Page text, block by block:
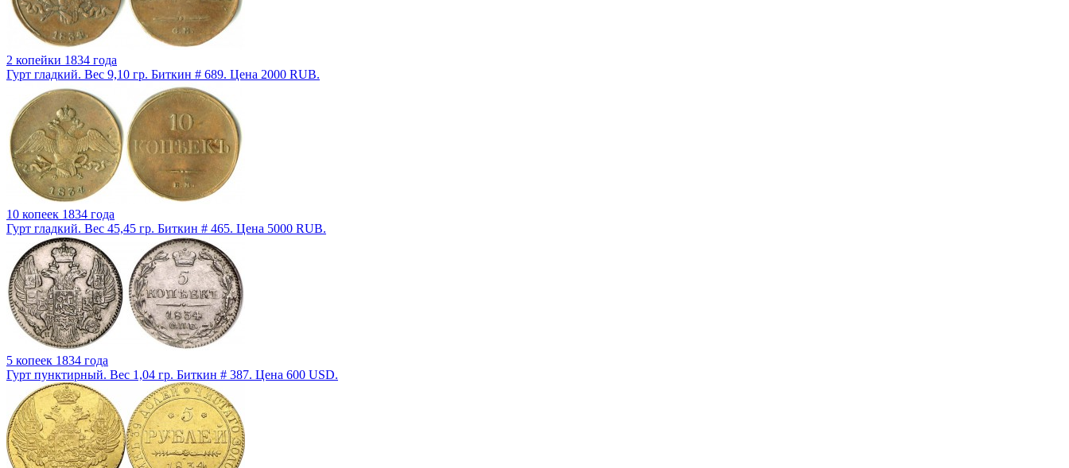
2 копейки 1834 года
Гурт гладкий. Вес 9,10 гр. Биткин # 689. Цена 2000 RUB.
10 копеек 1834 года
Гурт гладкий. Вес 45,45 гр. Биткин # 465. Цена 5000 RUB.
5 копеек 1834 года
Гурт пунктирный. Вес 1,04 гр. Биткин # 387. Цена 600 USD.